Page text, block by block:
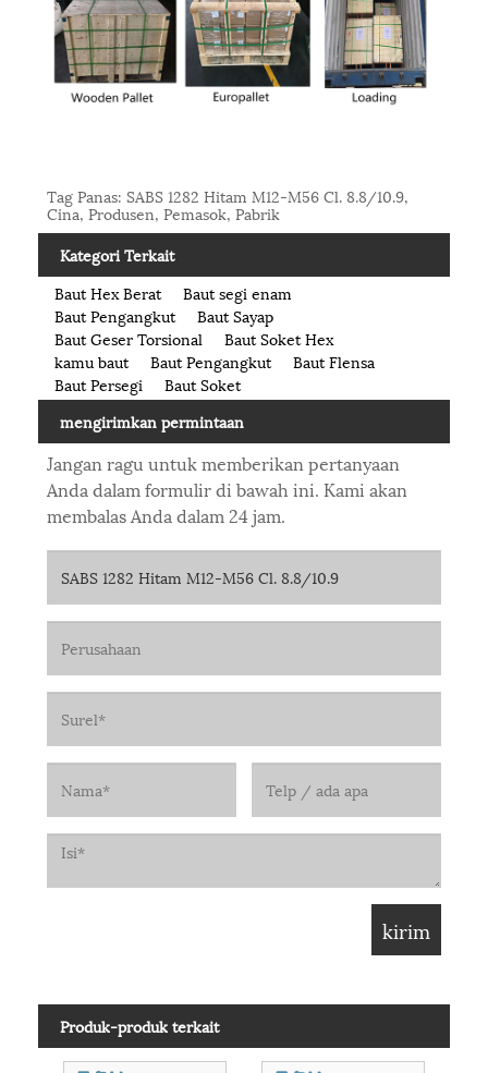
Tag Panas: SABS 1282 Hitam M12-M56 Cl. 8.8/10.9,
Cina, Produsen, Pemasok, Pabrik
Kategori Terkait
Baut Hex Berat
Baut segi enam
Baut Pengangkut
Baut Sayap
Baut Geser Torsional
Baut Soket Hex
kamu baut
Baut Pengangkut
Baut Flensa
Baut Persegi
Baut Soket
mengirimkan permintaan
Jangan ragu untuk memberikan pertanyaan
Anda dalam formulir di bawah ini. Kami akan
membalas Anda dalam 24 jam.
Produk-produk terkait